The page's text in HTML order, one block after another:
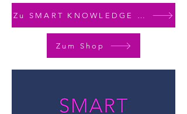
Zu SMART KNOWLEDGE LIBRARY
Zum Shop